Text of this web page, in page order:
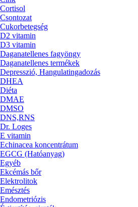
Cortisol
Csontozat
Cukorbetegség
D2 vitamin
D3 vitamin
Daganatellenes fagyöngy
Daganatellenes termékek
Depresszió, Hangulatingadozás
DHEA
Diéta
DMAE
DMSO
DNS,RNS
Dr. Loges
E vitamin
Echinacea koncentrátum
EGCG (Hatóanyag)
Egyéb
Ekcémás bőr
Elektrolitok
Emésztés
Endometriózis